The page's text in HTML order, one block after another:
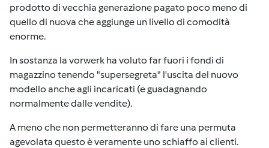
prodotto di vecchia generazione pagato poco meno di
quello di nuova che aggiunge un livello di comodità
enorme.
In sostanza la vorwerk ha voluto far fuori i fondi di
magazzino tenendo "supersegreta" l'uscita del nuovo
modello anche agli incaricati (e guadagnando
normalmente dalle vendite).
A meno che non permetteranno di fare una permuta
agevolata questo è veramente uno schiaffo ai clienti.